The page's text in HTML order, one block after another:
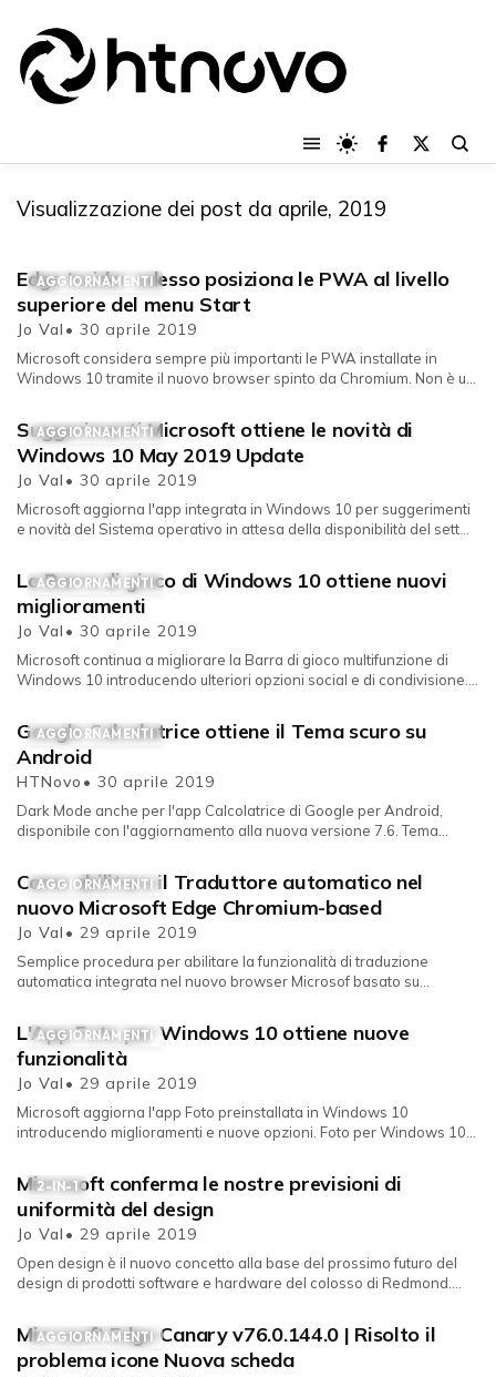
Visualizzazione dei post da aprile, 2019
AGGIORNAMENTI
Edge Insider adesso posiziona le PWA al livello
superiore del menu Start
Jo Val• 30 aprile 2019
Microsoft considera sempre più importanti le PWA installate in
Windows 10 tramite il nuovo browser spinto da Chromium. Non è un
AGGIORNAMENTI
Suggerimenti Microsoft ottiene le novità di
Windows 10 May 2019 Update
Jo Val• 30 aprile 2019
Microsoft aggiorna l'app integrata in Windows 10 per suggerimenti
e novità del Sistema operativo in attesa della disponibilità del sett...
AGGIORNAMENTI
La Barra di gioco di Windows 10 ottiene nuovi
miglioramenti
Jo Val• 30 aprile 2019
Microsoft continua a migliorare la Barra di gioco multifunzione di
Windows 10 introducendo ulteriori opzioni social e di condivisione.
AGGIORNAMENTI
Google Calcolatrice ottiene il Tema scuro su
Android
HTNovo• 30 aprile 2019
Dark Mode anche per l'app Calcolatrice di Google per Android,
disponibile con l'aggiornamento alla nuova versione 7.6. Tema
AGGIORNAMENTI
Come abilitare il Traduttore automatico nel
nuovo Microsoft Edge Chromium-based
Jo Val• 29 aprile 2019
Semplice procedura per abilitare la funzionalità di traduzione
automatica integrata nel nuovo browser Microsof basato su
AGGIORNAMENTI
L'App Foto per Windows 10 ottiene nuove
funzionalità
Jo Val• 29 aprile 2019
Microsoft aggiorna l'app Foto preinstallata in Windows 10
introducendo miglioramenti e nuove opzioni. Foto per Windows 10
2-IN-1
Microsoft conferma le nostre previsioni di
uniformità del design
Jo Val• 29 aprile 2019
Open design è il nuovo concetto alla base del prossimo futuro del
design di prodotti software e hardware del colosso di Redmond.
AGGIORNAMENTI
Microsoft Edge Canary v76.0.144.0 | Risolto il
problema icone Nuova scheda